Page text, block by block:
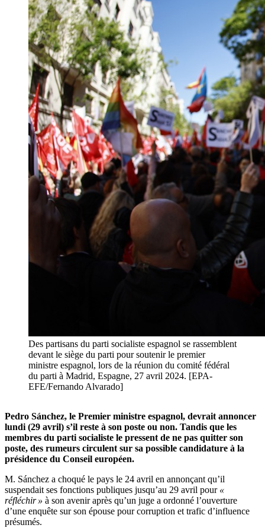
Des partisans du parti socialiste espagnol se rassemblent
devant le siège du parti pour soutenir le premier
ministre espagnol, lors de la réunion du comité fédéral
du parti à Madrid, Espagne, 27 avril 2024. [EPA-
EFE/Fernando Alvarado]
Pedro Sánchez, le Premier ministre espagnol, devrait annoncer
lundi (29 avril) s’il reste à son poste ou non. Tandis que les
membres du parti socialiste le pressent de ne pas quitter son
poste, des rumeurs circulent sur sa possible candidature à la
présidence du Conseil européen.
M. Sánchez a choqué le pays le 24 avril en annonçant qu’il
suspendait ses fonctions publiques jusqu’au 29 avril pour «
réfléchir » à son avenir après qu’un juge a ordonné l’ouverture
d’une enquête sur son épouse pour corruption et trafic d’influence
présumés.